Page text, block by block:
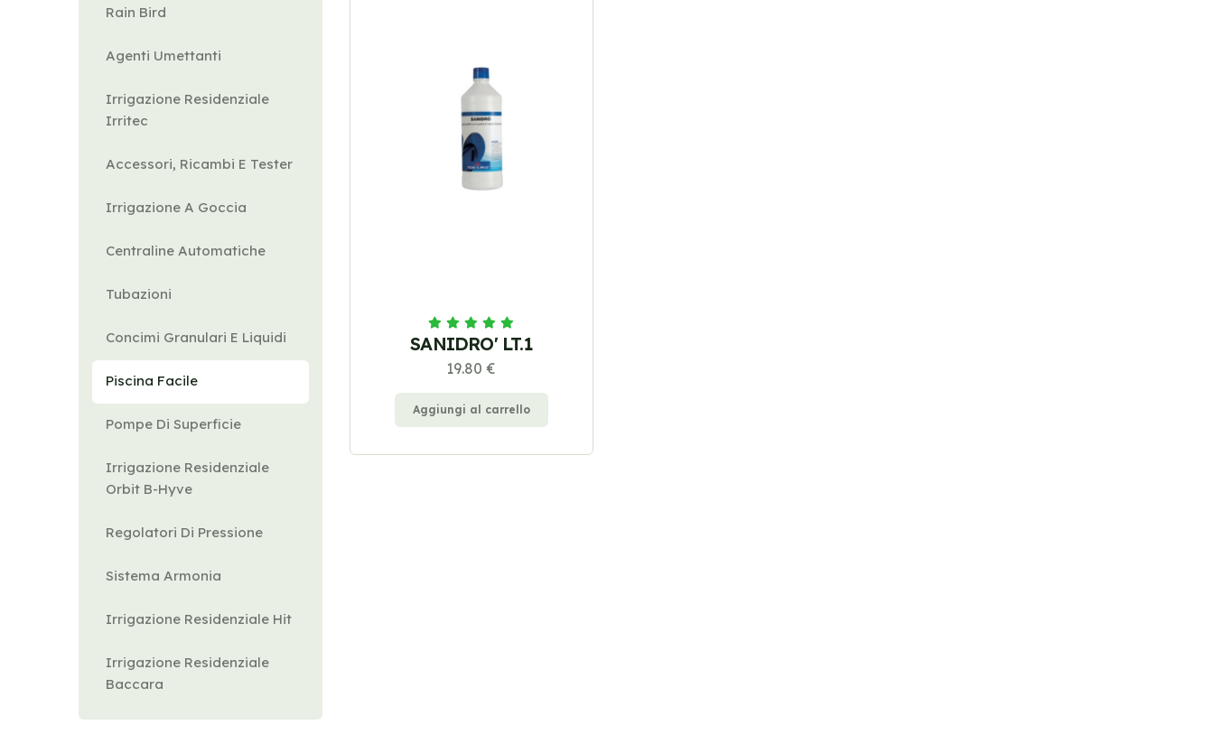
Rain Bird
Agenti Umettanti
Irrigazione Residenziale
Irritec
Accessori, Ricambi E Tester
Irrigazione A Goccia
Centraline Automatiche
Tubazioni
Concimi Granulari E Liquidi
Piscina Facile
Pompe Di Superficie
Irrigazione Residenziale
Orbit B-Hyve
Regolatori Di Pressione
Sistema Armonia
Irrigazione Residenziale Hit
Irrigazione Residenziale
Baccara
SANIDRO' LT.1
19.80 €
Aggiungi al carrello